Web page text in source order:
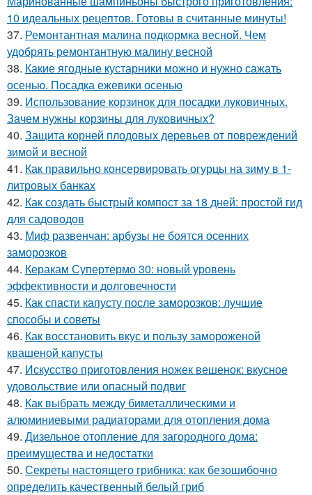
10 идеальных рецептов. Готовы в считанные минуты!
37. Ремонтантная малина подкормка весной. Чем
удобрять ремонтантную малину весной
38. Какие ягодные кустарники можно и нужно сажать
осенью. Посадка ежевики осенью
39. Использование корзинок для посадки луковичных.
Зачем нужны корзины для луковичных?
40. Защита корней плодовых деревьев от повреждений
зимой и весной
41. Как правильно консервировать огурцы на зиму в 1-
литровых банках
42. Как создать быстрый компост за 18 дней: простой гид
для садоводов
43. Миф развенчан: арбузы не боятся осенних
заморозков
44. Керакам Супертермо 30: новый уровень
эффективности и долговечности
45. Как спасти капусту после заморозков: лучшие
способы и советы
46. Как восстановить вкус и пользу замороженой
квашеной капусты
47. Искусство приготовления ножек вешенок: вкусное
удовольствие или опасный подвиг
48. Как выбрать между биметаллическими и
алюминиевыми радиаторами для отопления дома
49. Дизельное отопление для загородного дома:
преимущества и недостатки
50. Секреты настоящего грибника: как безошибочно
определить качественный белый гриб